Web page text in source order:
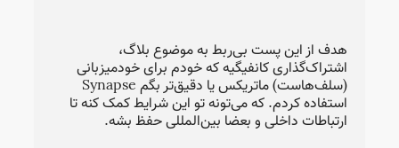
هدف از این پست بی‌ربط به موضوع بلاگ،
اشتراک‌گذاری کانفیگیه که خودم برای خودمیزبانی
(سلف‌هاست) ماتریکس یا دقیق‌تر بگم Synapse
استفاده کردم. که می‌تونه تو این شرایط کمک کنه تا
ارتباطات داخلی و بعضا بین‌المللی حفظ بشه.